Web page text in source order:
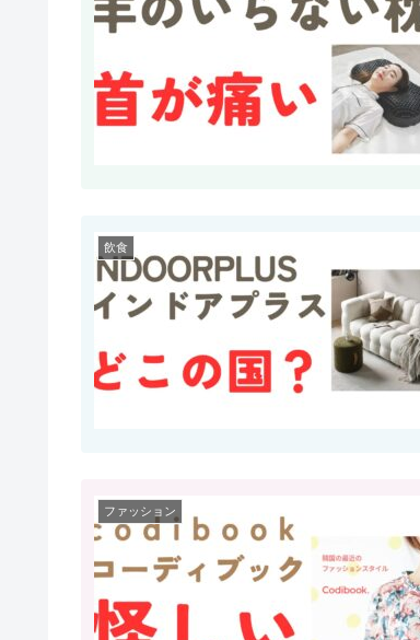
飲食
ファッション